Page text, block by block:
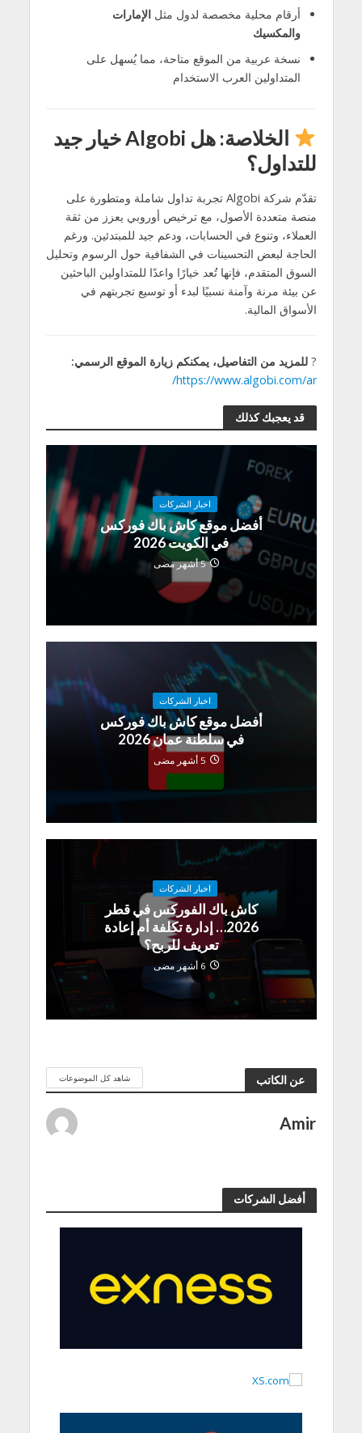
أرقام محلية مخصصة لدول مثلالإمارات
والمكسيك
نسخة عربية من الموقع متاحة، مما يُسهل على
المتداولين العرب الاستخدام
الخلاصة: هل Algobi خيار جيد
للتداول؟
تقدّم شركة Algobi تجربة تداول شاملة ومتطورة على
منصة متعددة الأصول، مع ترخيص أوروبي يعزز من ثقة
العملاء، وتنوع في الحسابات، ودعم جيد للمبتدئين. ورغم
الحاجة لبعض التحسينات في الشفافية حول الرسوم وتحليل
السوق المتقدم، فإنها تُعد خيارًا واعدًا للمتداولين الباحثين
عن بيئة مرنة وآمنة نسبيًا لبدء أو توسيع تجربتهم في
الأسواق المالية.
?للمزيد من التفاصيل، يمكنكم زيارة الموقع الرسمي:
https://www.algobi.com/ar/
قد يعجبك كذلك
اخبار الشركات
أفضل موقع كاش باك فوركس
في الكويت 2026
5 أشهر مضى
اخبار الشركات
أفضل موقع كاش باك فوركس
في سلطنة عمان 2026
5 أشهر مضى
اخبار الشركات
كاش باك الفوركس في قطر
2026… إدارة تكلفة أم إعادة
تعريف للربح؟
6 أشهر مضى
عن الكاتب شاهد كل الموضوعات
Amir
أفضل الشركات